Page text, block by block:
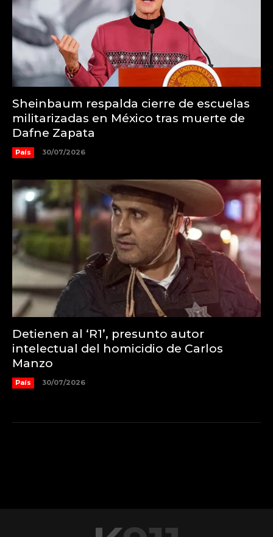
Sheinbaum respalda cierre de escuelas
militarizadas en México tras muerte de
Dafne Zapata
País 30/07/2026
Detienen al ‘R1’, presunto autor
intelectual del homicidio de Carlos
Manzo
País 30/07/2026